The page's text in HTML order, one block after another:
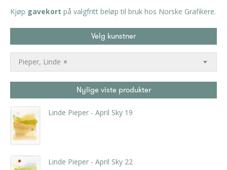
Kjøp gavekort på valgfritt beløp til bruk hos Norske Grafikere.
Velg kunstner
×
Pieper, Linde
Nylige viste produkter
Linde Pieper - April Sky 19
Linde Pieper - April Sky 22